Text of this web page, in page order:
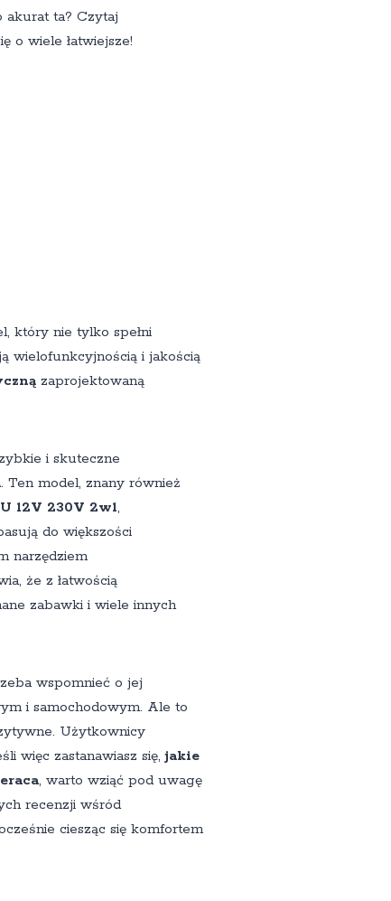
akurat ta? Czytaj
o wiele łatwiejsze!
który nie tylko spełni
wielofunkcyjnością i jakością
zaprojektowaną
i skuteczne
. Ten model, znany również
12V 230V 2w1,
do większości
narzędziem
że z łatwością
zabawki i wiele innych
wspomnieć o jej
i samochodowym. Ale to
Użytkownicy
więc zastanawiasz się,jakie
, warto wziąć pod uwagę
recenzji wśród
ciesząc się komfortem